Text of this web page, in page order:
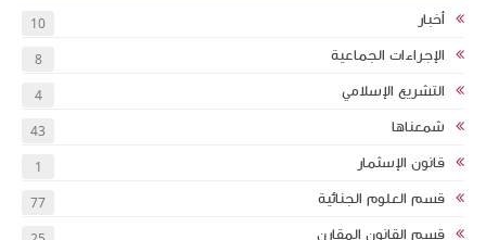
أخبار 10
الإجراءات الجماعية 8
التشريع الإسلامي 4
شمعناها 43
قانون الإسثمار 1
قسم العلوم الجنائية 77
قسم القانون المقارن